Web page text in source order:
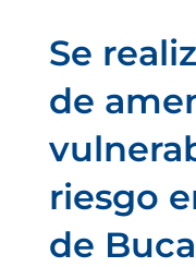
Se
de
riesgo
de